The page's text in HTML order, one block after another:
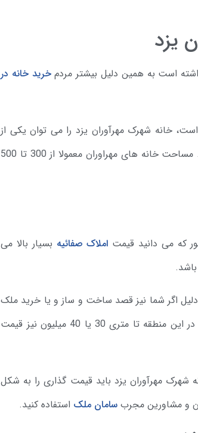
یزد
است به همین دلیل بیشتر مردمخرید خانه در
خانه شهرک مهرآوران یزد را می توان یکی از
مناسب ترین گزینه ها برای خرید و فروش و یا سرمایه گذاری عنوان کرد. مساحت خانه های مهراوران معمولا از 300 تا 500
که می دانید قیمت املاک صفائیه بسیار بالا می
اگر شما نیز قصد ساخت و ساز و یا خرید ملک
در این منطقه را دارید، بهتر است سریع تر اقدام کنید. خانه های ویلایی در این منطقه تا متری 30 یا 40 میلیون نیز قیمت
مهرآوران یزد باید قیمت گذاری را به شکل
و مشاورین مجرب سامان ملک استفاده کنید.